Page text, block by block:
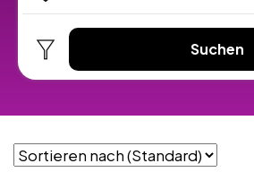
Suchen